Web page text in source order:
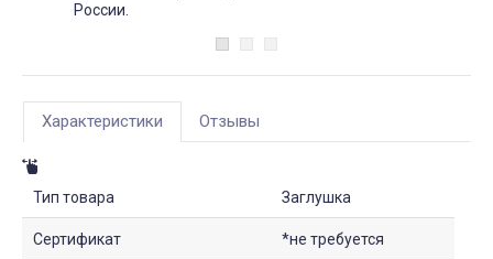
России.
Характеристики Отзывы
Тип товара Заглушка
Сертификат *не требуется